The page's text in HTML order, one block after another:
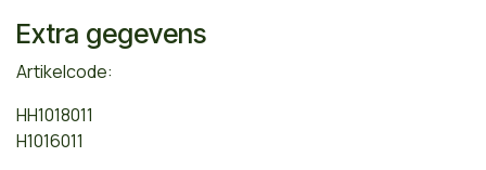
Extra gegevens
Artikelcode:
HH1018011
H1016011